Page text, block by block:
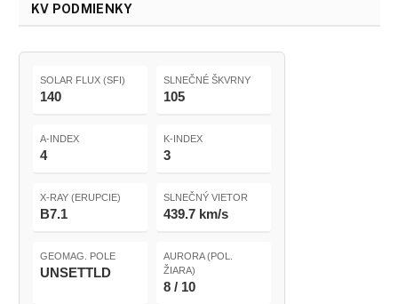
KV PODMIENKY
SOLAR FLUX (SFI)
140
SLNEČNÉ ŠKVRNY
105
A-INDEX
4
K-INDEX
3
X-RAY (ERUPCIE)
B7.1
SLNEČNÝ VIETOR
439.7 km/s
GEOMAG. POLE
UNSETTLD
AURORA (POL.
ŽIARA)
8 / 10